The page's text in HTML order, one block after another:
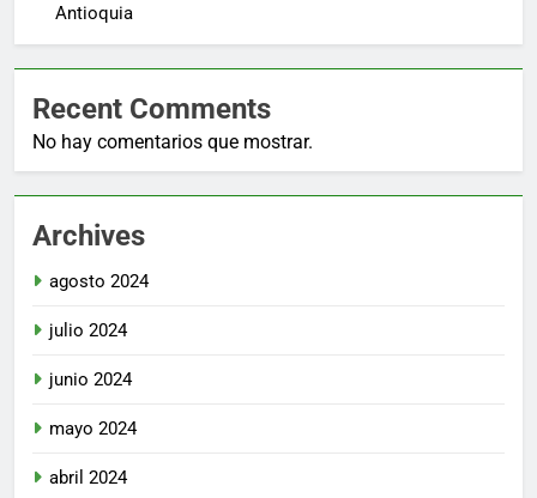
Antioquia
Recent Comments
No hay comentarios que mostrar.
Archives
agosto 2024
julio 2024
junio 2024
mayo 2024
abril 2024